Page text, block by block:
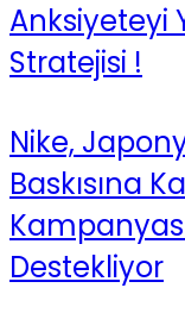
Anksiyeteyi
Stratejisi !
Nike,
Baskısına
Destekliyor